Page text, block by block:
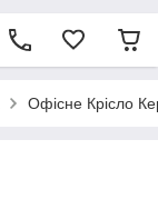
Офісне Крісло